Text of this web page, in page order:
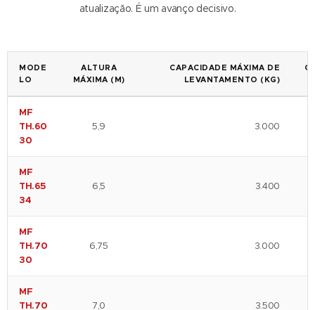
atualização. É um avanço decisivo.
MODE
LO
ALTURA
MÁXIMA (M)
CAPACIDADE MÁXIMA DE
LEVANTAMENTO (KG)
MF
TH.60
30
5,9 3.000
MF
TH.65
34
6,5 3.400
MF
TH.70
30
6,75 3.000
MF
TH.70
7,0 3.500